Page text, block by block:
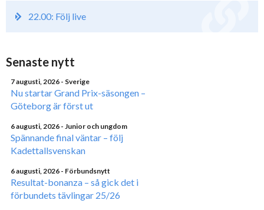
22.00: Följ live
Senaste nytt
7 augusti, 2026 - Sverige
Nu startar Grand Prix-säsongen –
Göteborg är först ut
6 augusti, 2026 - Junior och ungdom
Spännande final väntar – följ
Kadettallsvenskan
6 augusti, 2026 - Förbundsnytt
Resultat-bonanza – så gick det i
förbundets tävlingar 25/26